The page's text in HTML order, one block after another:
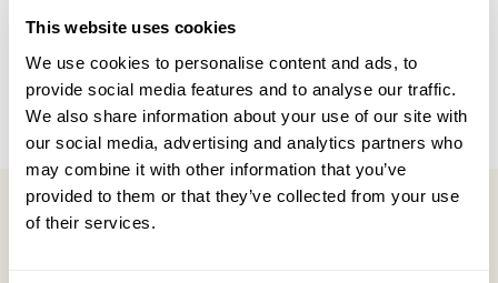
This website uses cookies
We use cookies to personalise content and ads, to
provide social media features and to analyse our traffic.
We also share information about your use of our site with
our social media, advertising and analytics partners who
may combine it with other information that you’ve
provided to them or that they’ve collected from your use
of their services.
Brukerveiledning
Bidrar til å skape perfekte c-curver for gele- eller akryl
Negler, med seks forskjellige former i rustfritt stål.